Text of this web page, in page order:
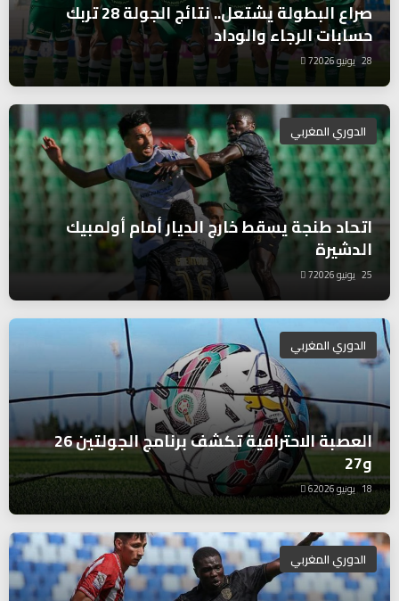
صراع البطولة يشتعل.. نتائج الجولة 28 تربك
حسابات الرجاء والوداد
28 يونيو 2026 7
الدوري المغربي
اتحاد طنجة يسقط خارج الديار أمام أولمبيك
الدشيرة
25 يونيو 2026 7
الدوري المغربي
العصبة الاحترافية تكشف برنامج الجولتين 26
و27
18 يونيو 2026 6
الدوري المغربي